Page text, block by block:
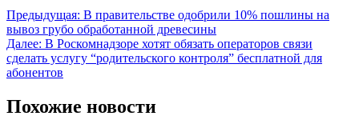
Предыдущая: В правительстве одобрили 10% пошлины на
вывоз грубо обработанной древесины
Далее: В Роскомнадзоре хотят обязать операторов связи
сделать услугу “родительского контроля” бесплатной для
абонентов
Похожие новости